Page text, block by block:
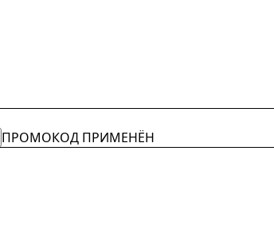
ПРОМОКОД ПРИМЕНЁН